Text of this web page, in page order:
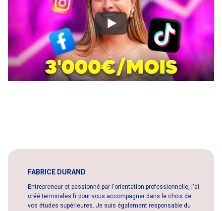
FABRICE DURAND
Entrepreneur et passionné par l'orientation professionnelle, j'ai
créé terminales.fr pour vous accompagner dans le choix de
vos études supérieures. Je suis également responsable du